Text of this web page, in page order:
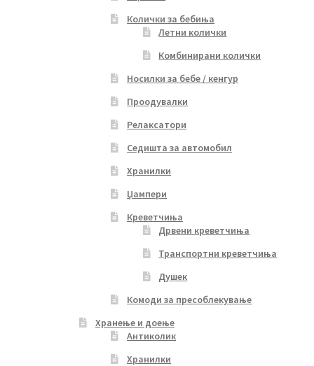
Колички за бебиња
Летни колички
Комбинирани колички
Носилки за бебе / кенгур
Проодувалки
Релаксатори
Седишта за автомобил
Хранилки
Џампери
Креветчиња
Дрвени креветчиња
Транспортни креветчиња
Душек
Комоди за пресоблекување
Хранење и доење
Антиколик
Хранилки